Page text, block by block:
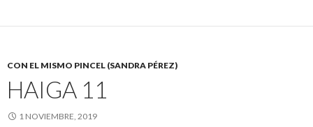
CON EL MISMO PINCEL (SANDRA PÉREZ)
HAIGA 11
1 NOVIEMBRE, 2019